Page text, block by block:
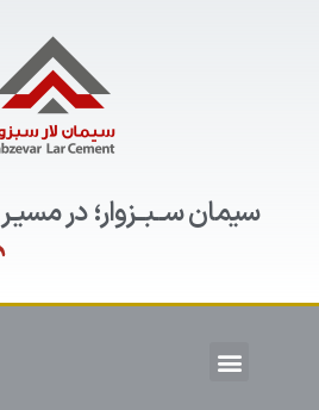
سیمان ســبــزوار؛ در مسیـر